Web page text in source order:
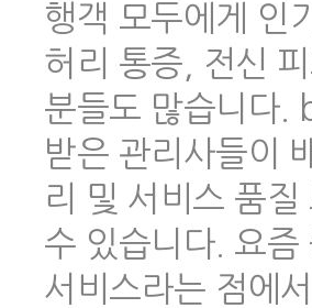
행객 모두에게 인
허리 통증, 전신
분들도 많습니다.
받은 관리사들이
리 및 서비스 품
수 있습니다. 요
서비스라는 점에